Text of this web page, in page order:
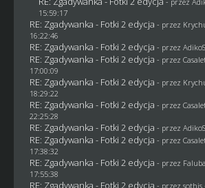
15:59:17
RE: Zgadywanka - Fotki 2 edycja - przez
16:22:46
RE: Zgadywanka - Fotki 2 edycja - przez
RE: Zgadywanka - Fotki 2 edycja - przez
17:00:09
RE: Zgadywanka - Fotki 2 edycja - przez
18:29:22
RE: Zgadywanka - Fotki 2 edycja - przez
22:25:28
RE: Zgadywanka - Fotki 2 edycja - przez
RE: Zgadywanka - Fotki 2 edycja - przez
17:38:32
RE: Zgadywanka - Fotki 2 edycja - przez
17:55:38
RE: Zgadywanka - Fotki 2 edycja - przez sothis